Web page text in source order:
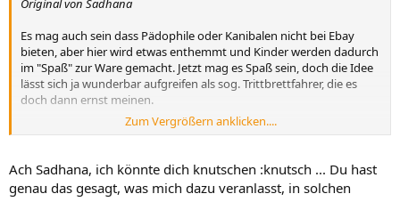
Es mag auch sein dass Pädophile oder Kanibalen nicht bei Ebay
bieten, aber hier wird etwas enthemmt und Kinder werden dadurch
im "Spaß" zur Ware gemacht. Jetzt mag es Spaß sein, doch die Idee
lässt sich ja wunderbar aufgreifen als sog. Trittbrettfahrer, die es
doch dann ernst meinen.
Hier geht es um Menschenwürde und Persönlichkeitsrechte.
Also hier noch eine Antwort von einer dermaßen humorlosen alten
Frau. :mua
Zum Vergrößern anklicken....
Ach Sadhana, ich könnte dich knutschen :knutsch ... Du hast
genau das gesagt, was mich dazu veranlasst, in solchen